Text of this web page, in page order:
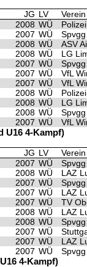
JG LV
Verein
2008 WÜ
2007 WÜ
2008 WÜ
ASV
2008 WÜ
LG
2007 WÜ
2007 WÜ
VfL
2007 WÜ
VfL
2008 WÜ
2008 WÜ
LG
2008 WÜ
2007 WÜ VfL
U16 4-Kampf)
JG LV
Verein
2007 WÜ
2008 WÜ
LAZ
2007 WÜ
2007 WÜ
LAZ
2007 WÜ
TV
2008 WÜ
LAZ
2008 WÜ
2007 WÜ
2007 WÜ
LAZ
2007 WÜ
4-Kampf)